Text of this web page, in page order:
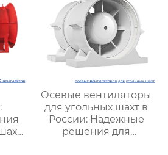
Осевые вентиляторы
для угольных шахт в
России: Надежные
решения для